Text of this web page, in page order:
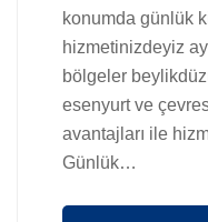
konumda günlük
hizmetinizdeyiz
bölgeler
esenyurt ve
avantajları ile
Günlük…